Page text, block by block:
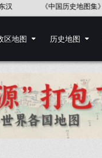
出版社《世界历史地图集》
区地图 历史地图